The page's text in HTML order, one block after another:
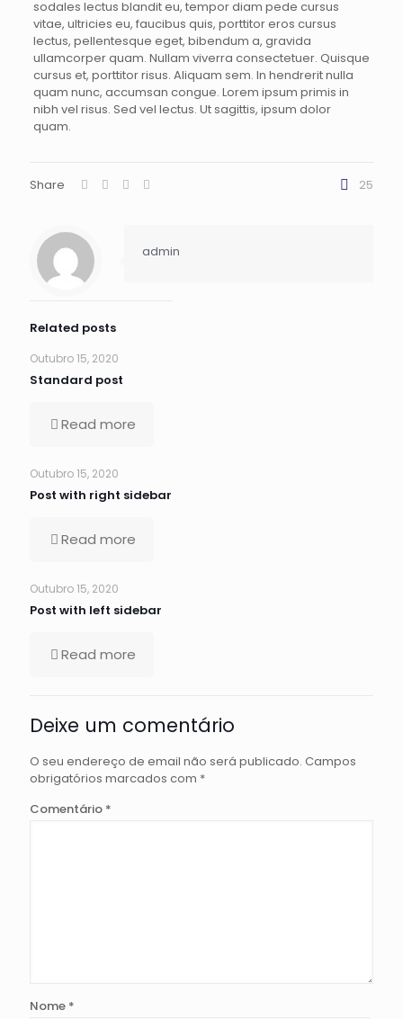
sodales lectus blandit eu, tempor diam pede cursus
vitae, ultricies eu, faucibus quis, porttitor eros cursus
lectus, pellentesque eget, bibendum a, gravida
ullamcorper quam. Nullam viverra consectetuer. Quisque
cursus et, porttitor risus. Aliquam sem. In hendrerit nulla
quam nunc, accumsan congue. Lorem ipsum primis in
nibh vel risus. Sed vel lectus. Ut sagittis, ipsum dolor
quam.
Share 25
admin
Related posts
Outubro 15, 2020
Standard post
Read more
Outubro 15, 2020
Post with right sidebar
Read more
Outubro 15, 2020
Post with left sidebar
Read more
Deixe um comentário
O seu endereço de email não será publicado. Campos
obrigatórios marcados com *
Comentário *
Nome *